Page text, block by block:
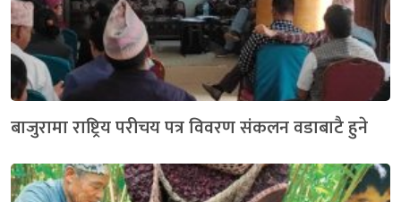
बाजुरामा राष्ट्रिय परीचय पत्र विवरण संकलन वडाबाटै हुने